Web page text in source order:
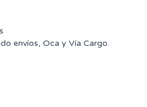
envíos, Oca y Vía Cargo.